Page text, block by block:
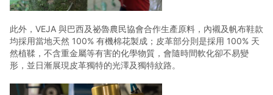
此外，VEJA 與巴西及祕魯農民協會合作生產原料，內襯及帆布鞋款
均採用當地天然 100% 有機棉花製成；皮革部分則是採用 100% 天
然植鞣，不含重金屬等有害的化學物質，會隨時間軟化卻不易變
形，並日漸展現皮革獨特的光澤及獨特紋路。